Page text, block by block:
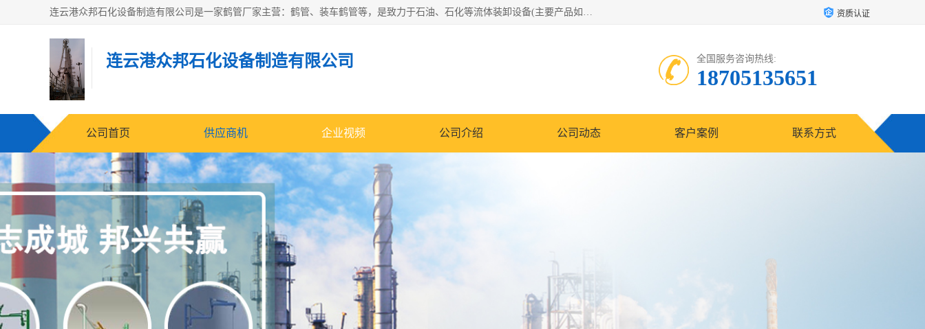
连云港众邦石化设备制造有限公司是一家鹤管厂家主营：鹤管、装车鹤管等，是致力于石油、石化等流体装卸设备(主要产品如鹤管、输油臂、脱缆钩等)的咨询、设计、制造、检测、安装指导、系统调试、维修维护等业务的公司。 资质认证
连云港众邦石化设备制造有限公司 全国服务咨询热线:
18705135651
公司首页 供应商机 企业视频 公司介绍 公司动态 客户案例 联系方式